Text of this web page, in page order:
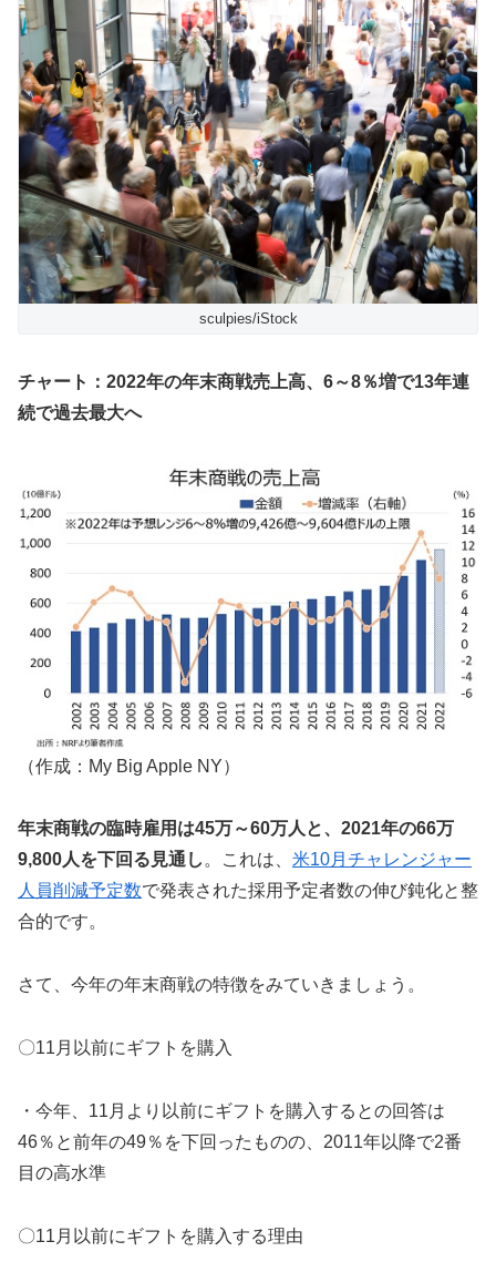
sculpies/iStock
チャート：2022年の年末商戦売上高、6～8％増で13年連
続で過去最大へ
（作成：My Big Apple NY）
年末商戦の臨時雇用は45万～60万人と、2021年の66万
9,800人を下回る見通し。これは、 米10月チャレンジャー
人員削減予定数で発表された採用予定者数の伸び鈍化と整
合的です。
さて、今年の年末商戦の特徴をみていきましょう。
〇11月以前にギフトを購入
・今年、11月より以前にギフトを購入するとの回答は
46％と前年の49％を下回ったものの、2011年以降で2番
目の高水準
〇11月以前にギフトを購入する理由